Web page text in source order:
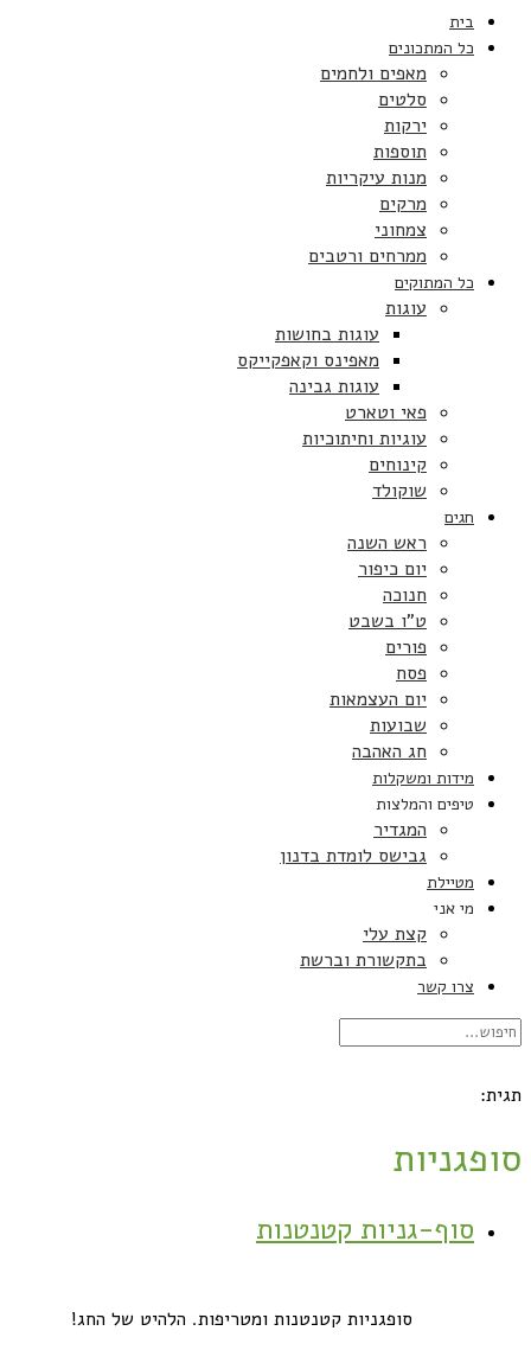
בית
כל המתכונים
מאפים ולחמים
סלטים
ירקות
תוספות
מנות עיקריות
מרקים
צמחוני
ממרחים ורטבים
כל המתוקים
עוגות
עוגות בחושות
מאפינס וקאפקייקס
עוגות גבינה
פאי וטארט
עוגיות וחיתוכיות
קינוחים
שוקולד
חגים
ראש השנה
יום כיפור
חנוכה
ט”ו בשבט
פורים
פסח
יום העצמאות
שבועות
חג האהבה
מידות ומשקלות
טיפים והמלצות
המגדיר
גבישס לומדת בדנון
מטיילת
מי אני
קצת עלי
בתקשורת וברשת
צרו קשר
תגית:
סופגניות
סוף-גניות קטנטנות
סופגניות קטנטנות ומטריפות. הלהיט של החג!